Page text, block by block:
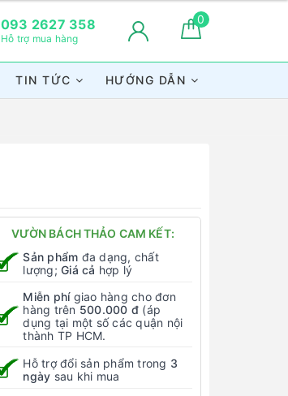
093 2627 358
Hỗ trợ mua hàng
0
TIN TỨC HƯỚNG DẪN
VƯỜN BÁCH THẢO CAM KẾT:
Sản phẩm đa dạng, chất
lượng;Giá cả hợp lý
Miễn phígiao hàng cho đơn
hàng trên 500.000 đ (áp
dụng tại một số các quận nội
thành TP HCM.
Hỗ trợ đổi sản phẩm trong 3
ngày sau khi mua